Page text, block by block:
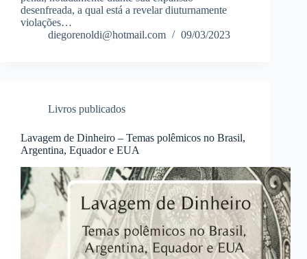
desenfreada, a qual está a revelar diuturnamente
violações…
diegorenoldi@hotmail.com
09/03/2023
Livros publicados
Lavagem de Dinheiro – Temas polêmicos no Brasil,
Argentina, Equador e EUA